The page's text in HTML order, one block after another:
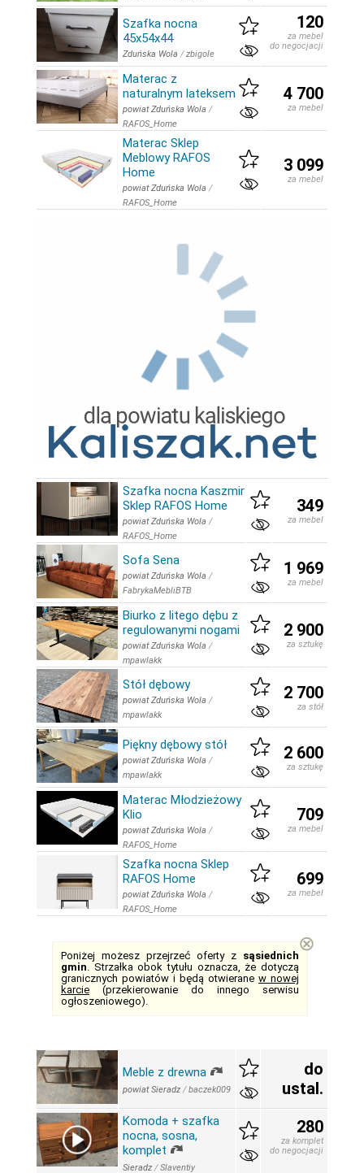
Szafka nocna
45x54x44
Zduńska Wola /zbigole
120
za mebel
do negocjacji
Materac z
naturalnym lateksem
powiat Zduńska Wola /
RAFOS_Home
4 700
za mebel
Materac Sklep
Meblowy RAFOS
Home
powiat Zduńska Wola /
RAFOS_Home
3 099
za mebel
Szafka nocna Kaszmir
Sklep RAFOS Home
powiat Zduńska Wola /
RAFOS_Home
349
za mebel
Sofa Sena
powiat Zduńska Wola /
FabrykaMebliBTB
1 969
za mebel
Biurko z litego dębu z
regulowanymi nogami
powiat Zduńska Wola /
mpawlakk
2 900
za sztukę
Stół dębowy
powiat Zduńska Wola /
mpawlakk
2 700
za stół
Piękny dębowy stół
powiat Zduńska Wola /
mpawlakk
2 600
za sztukę
Materac Młodzieżowy
Klio
powiat Zduńska Wola /
RAFOS_Home
709
za mebel
Szafka nocna Sklep
RAFOS Home
powiat Zduńska Wola /
RAFOS_Home
699
za mebel
Poniżej możesz przejrzeć oferty z sąsiednich
gmin. Strzałka obok tytułu oznacza, że dotyczą
granicznych powiatów i będą otwierane w nowej
karcie (przekierowanie do innego serwisu
ogłoszeniowego).
⊗
Meble z drewna
powiat Sieradz /baczek009
do
ustal.
Komoda + szafka
nocna, sosna,
komplet
Sieradz /Slaventiy
280
za komplet
do negocjacji